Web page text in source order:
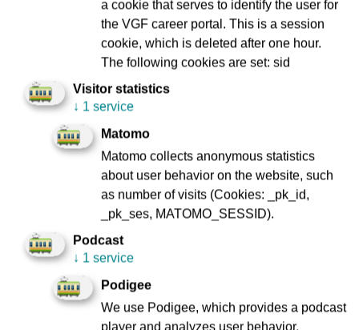
müssen und bis zur zufriedenstellenden Behebung der
Mängel durch den Hersteller ausgesetzt.
Das überarbeitete Fahrzeug Nr. 320, ein 31,5 Meter langer
„T30“, wurde im August 2025 geliefert und in der
Stadtbahn-Zentralwerkstatt zunächst umfangreichen Tests
und Prüfungen unterzogen, die im Herstellerwerk nicht
möglich waren. Anschließend hat die VGF die
notwendigen und ausgiebigen Testfahrten bei allen
Witterungsbedingungen im Frankfurter Netz absolviert. Die
Tests bestätigten die Funktionalität des “T“-Wagens,
sodass die Flotte nun im Fahrgastbetrieb eingesetzt
werden kann. Der Lieferplan sieht vor, dass nach erfolgter
Wiederzulassung alle 14 Tage ein neues Fahrzeug in
Betrieb genommen wird.
Die VGF hat bei Alstom 58 Straßenbahnen bestellt, die
a cookie that serves to identify the user for
the VGF career portal. This is a session
cookie, which is deleted after one hour.
The following cookies are set: sid
Visitor statistics
↓ 1 service
Matomo
Matomo collects anonymous statistics
about user behavior on the website, such
as number of visits (Cookies: _pk_id,
_pk_ses, MATOMO_SESSID).
Podcast
↓ 1 service
Podigee
We use Podigee, which provides a podcast
player and analyzes user behavior.